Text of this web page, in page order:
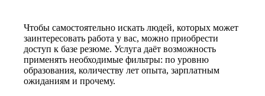
Чтобы самостоятельно искать людей, которых может
заинтересовать работа у вас, можно приобрести
доступ к базе резюме. Услуга даёт возможность
применять необходимые фильтры: по уровню
образования, количеству лет опыта, зарплатным
ожиданиям и прочему.